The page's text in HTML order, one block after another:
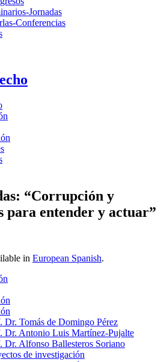
Jornadas
Conferencias
“Corrupción y
para entender y actuar”
in European Spanish.
Dr. Tomás de Domingo Pérez
Dr. Antonio Luis Martínez-Pujalte
Dr. Alfonso Ballesteros Soriano
de investigación